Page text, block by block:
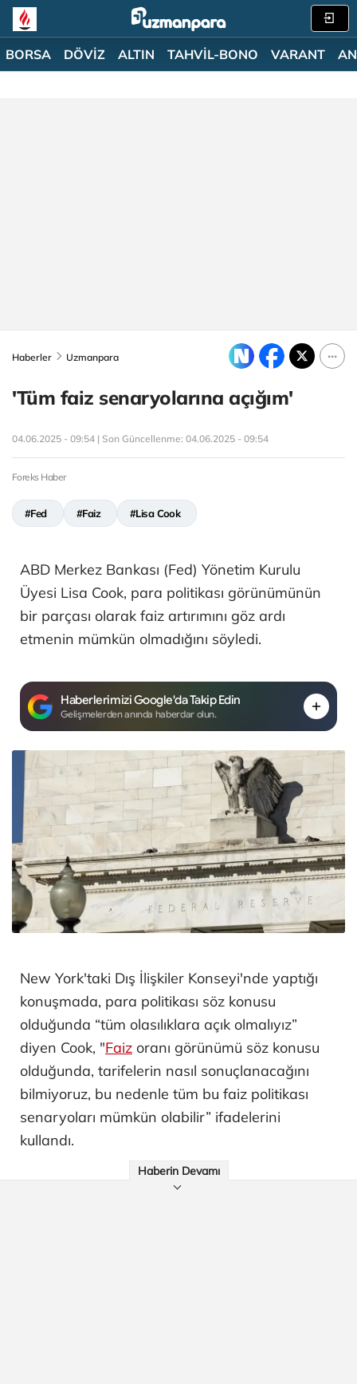
BORSA DÖVİZ ALTIN TAHVİL-BONO VARANT
Haberler Uzmanpara
'Tüm faiz senaryolarına açığım'
04.06.2025 - 09:54 | Son Güncellenme: 04.06.2025 - 09:54
Foreks Haber
#Fed #Faiz #Lisa Cook
ABD Merkez Bankası (Fed) Yönetim Kurulu
Üyesi Lisa Cook, para politikası görünümünün
bir parçası olarak faiz artırımını göz ardı
etmenin mümkün olmadığını söyledi.
Haberlerimizi Google'da Takip Edin
Gelişmelerden anında haberdar olun.
New York'taki Dış İlişkiler Konseyi'nde yaptığı
konuşmada, para politikası söz konusu
olduğunda “tüm olasılıklara açık olmalıyız”
diyen Cook, "Faiz oranı görünümü söz konusu
olduğunda, tarifelerin nasıl sonuçlanacağını
bilmiyoruz, bu nedenle tüm bu faiz politikası
senaryoları mümkün olabilir” ifadelerini
kullandı.
Haberin Devamı